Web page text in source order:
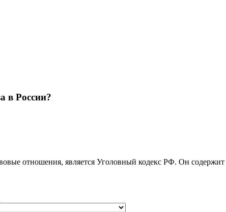
в России?
отношения, является Уголовный кодекс РФ. Он